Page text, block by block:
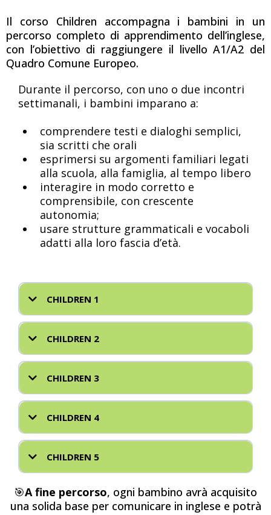
Il corso Children accompagna i bambini in un
percorso completo di apprendimento dell’inglese,
con l’obiettivo di raggiungere il livello A1/A2 del
Quadro Comune Europeo.
Durante il percorso, con uno o due incontri
settimanali, i bambini imparano a:
comprendere testi e dialoghi semplici,
sia scritti che orali
esprimersi su argomenti familiari legati
alla scuola, alla famiglia, al tempo libero
interagire in modo corretto e
comprensibile, con crescente
autonomia;
usare strutture grammaticali e vocaboli
adatti alla loro fascia d’età.
CHILDREN 1
CHILDREN 2
CHILDREN 3
CHILDREN 4
CHILDREN 5
🎯A fine percorso, ogni bambino avrà acquisito
una solida base per comunicare in inglese e potrà